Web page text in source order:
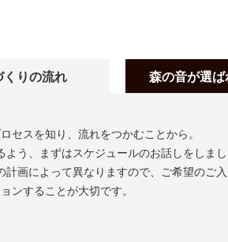
くりの流れ 森の音が選ば
セスを知り、流れをつかむことから。
う、まずはスケジュールのお話しをしまし
画によって異なりますので、ご希望のご
ンすることが大切です。